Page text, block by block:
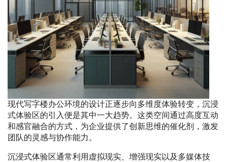
现代写字楼办公环境的设计正逐步向多维度体验转变，沉浸
式体验区的引入便是其中一大趋势。这类空间通过高度互动
和感官融合的方式，为企业提供了创新思维的催化剂，激发
团队的灵感与协作能力。
沉浸式体验区通常利用虚拟现实、增强现实以及多媒体技